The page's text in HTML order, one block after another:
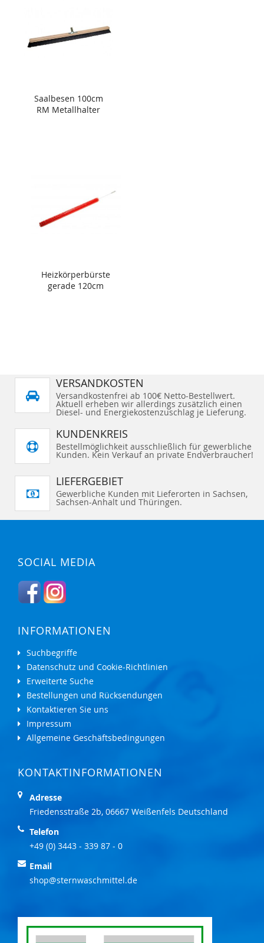
Saalbesen 100cm
RM Metallhalter
Heizkörperbürste
gerade 120cm
VERSANDKOSTEN
Versandkostenfrei ab 100€ Netto-Bestellwert.
Aktuell erheben wir allerdings zusätzlich einen
Diesel- und Energiekostenzuschlag je Lieferung.
KUNDENKREIS
Bestellmöglichkeit ausschließlich für gewerbliche
Kunden. Kein Verkauf an private Endverbraucher!
LIEFERGEBIET
Gewerbliche Kunden mit Lieferorten in Sachsen,
Sachsen-Anhalt und Thüringen.
SOCIAL MEDIA
INFORMATIONEN
Suchbegriffe
Datenschutz und Cookie-Richtlinien
Erweiterte Suche
Bestellungen und Rücksendungen
Kontaktieren Sie uns
Impressum
Allgemeine Geschäftsbedingungen
KONTAKTINFORMATIONEN
Adresse
Friedensstraße 2b, 06667 Weißenfels Deutschland
Telefon
+49 (0) 3443 - 339 87 - 0
Email
shop@sternwaschmittel.de